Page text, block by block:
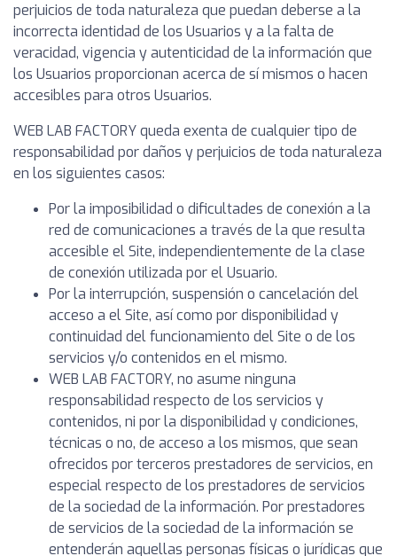
perjuicios de toda naturaleza que puedan deberse a la
incorrecta identidad de los Usuarios y a la falta de
veracidad, vigencia y autenticidad de la información que
los Usuarios proporcionan acerca de sí mismos o hacen
accesibles para otros Usuarios.
WEB LAB FACTORY queda exenta de cualquier tipo de
responsabilidad por daños y perjuicios de toda naturaleza
en los siguientes casos:
Por la imposibilidad o dificultades de conexión a la
red de comunicaciones a través de la que resulta
accesible el Site, independientemente de la clase
de conexión utilizada por el Usuario.
Por la interrupción, suspensión o cancelación del
acceso a el Site, así como por disponibilidad y
continuidad del funcionamiento del Site o de los
servicios y/o contenidos en el mismo.
WEB LAB FACTORY, no asume ninguna
responsabilidad respecto de los servicios y
contenidos, ni por la disponibilidad y condiciones,
técnicas o no, de acceso a los mismos, que sean
ofrecidos por terceros prestadores de servicios, en
especial respecto de los prestadores de servicios
de la sociedad de la información. Por prestadores
de servicios de la sociedad de la información se
entenderán aquellas personas físicas o jurídicas que